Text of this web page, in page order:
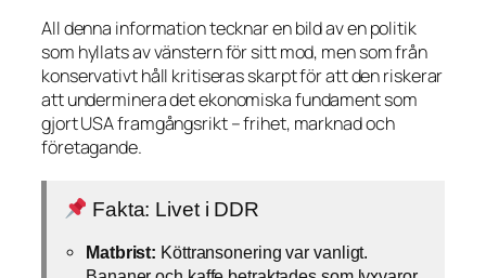
All denna information tecknar en bild av en politik
som hyllats av vänstern för sitt mod, men som från
konservativt håll kritiseras skarpt för att den riskerar
att underminera det ekonomiska fundament som
gjort USA framgångsrikt – frihet, marknad och
företagande.
Fakta: Livet i DDR
Matbrist: Köttransonering var vanligt.